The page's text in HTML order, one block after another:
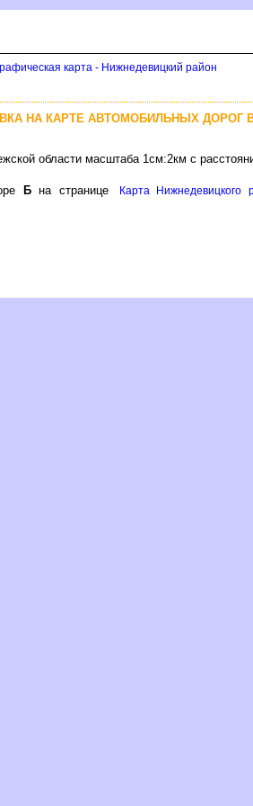
карта - Нижнедевицкий район
НА КАРТЕ АВТОМОБИЛЬНЫХ ДОРОГ
области масштаба 1см:2км с
Бна странице Карта Нижнедевицкого